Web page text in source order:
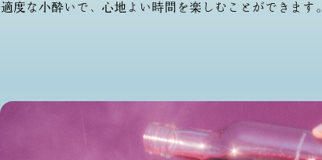
適度な小酔いで、心地よい時間を楽しむことができます。